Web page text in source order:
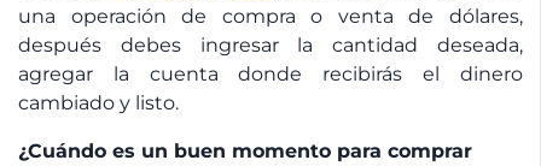
una operación de compra o venta de dólares,
después debes ingresar la cantidad deseada,
agregar la cuenta donde recibirás el dinero
cambiado y listo.
¿Cuándo es un buen momento para comprar